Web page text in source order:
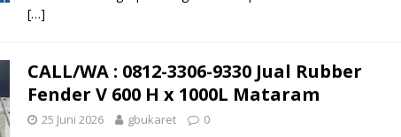
[…]
CALL/WA : 0812-3306-9330 Jual Rubber
Fender V 600 H x 1000L Mataram
25 Juni 2026 gbukaret 0